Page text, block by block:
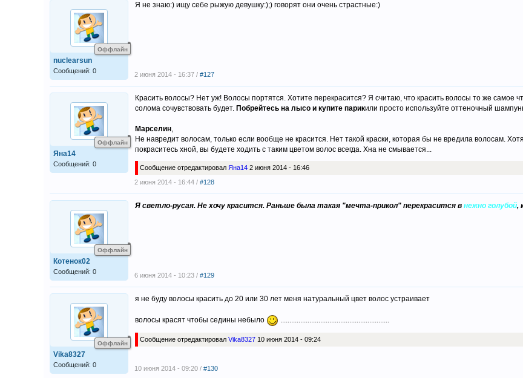
Оффлайн
nuclearsun
Сообщений: 0
Я не знаю:) ищу себе рыжую девушку:);) говорят они очень страстные:)
2 июня 2014 - 16:37 / #127
Оффлайн
Яна14
Сообщений: 0
Красить волосы? Нет уж! Волосы портятся. Хотите перекрасится? Я считаю, что красить волосы то же самое
солома сочувствовать будет. Побрейтесь на лысо и купите парикили просто используйте оттеночный
Марселин,
Не навредит волосам, только если вообще не красится. Нет такой краски, которая бы не вредила волосам.
покраситесь хной, вы будете ходить с таким цветом волос всегда. Хна не смывается...
Сообщение отредактировал Яна14 2 июня 2014 - 16:46
2 июня 2014 - 16:44 / #128
Оффлайн
Котенок02
Сообщений: 0
Я светло-русая. Не хочу красится. Раньше была такая "мечта-прикол" перекрасится в нежно голубой,
6 июня 2014 - 10:23 / #129
Оффлайн
Vika8327
Сообщений: 0
я не буду волосы красить до 20 или 30 лет меня натуральный цвет волос устраивает
волосы красят чтобы седины небыло ............................................................
Сообщение отредактировал Vika8327 10 июня 2014 - 09:24
10 июня 2014 - 09:20 / #130